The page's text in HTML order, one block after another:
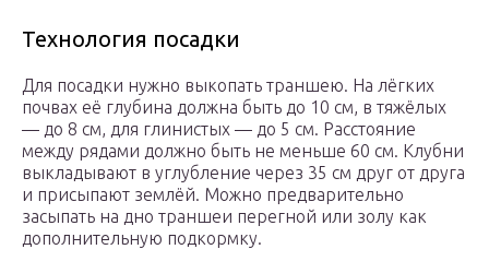
Технология посадки
Для посадки нужно выкопать траншею. На лёгких
почвах её глубина должна быть до 10 см, в тяжёлых
— до 8 см, для глинистых — до 5 см. Расстояние
между рядами должно быть не меньше 60 см. Клубни
выкладывают в углубление через 35 см друг от друга
и присыпают землёй. Можно предварительно
засыпать на дно траншеи перегной или золу как
дополнительную подкормку.